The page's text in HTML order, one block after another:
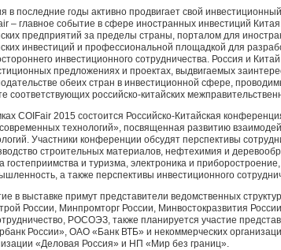
в последние годы активно продвигает свой
– главное событие в сфере иностранных инвестиций
предприятий за пределы страны, порталом для
инвестиций и профессиональной площадкой для
инвестиционного сотрудничества. Россия и
предложениях и проектах, выдвигаемых
обеих стран в инвестиционной сфере,
соответствующих российско-китайских
COIFair 2015 состоится Российско-Китайская
технологий», посвященная развитию
Участники конференции обсудят перспективы
строительных материалов, нефтехимия и
гостеприимства и туризма, электроника и
а также перспективы инвестиционного
в выставке примут представители ведомственных
России, Минпромторг России, Минвостокразвития
РОСОЭЗ, также планируется участие
России», ОАО «Банк ВТБ» и некоммерческих
«Деловая Россия» и НП «Мир без границ».